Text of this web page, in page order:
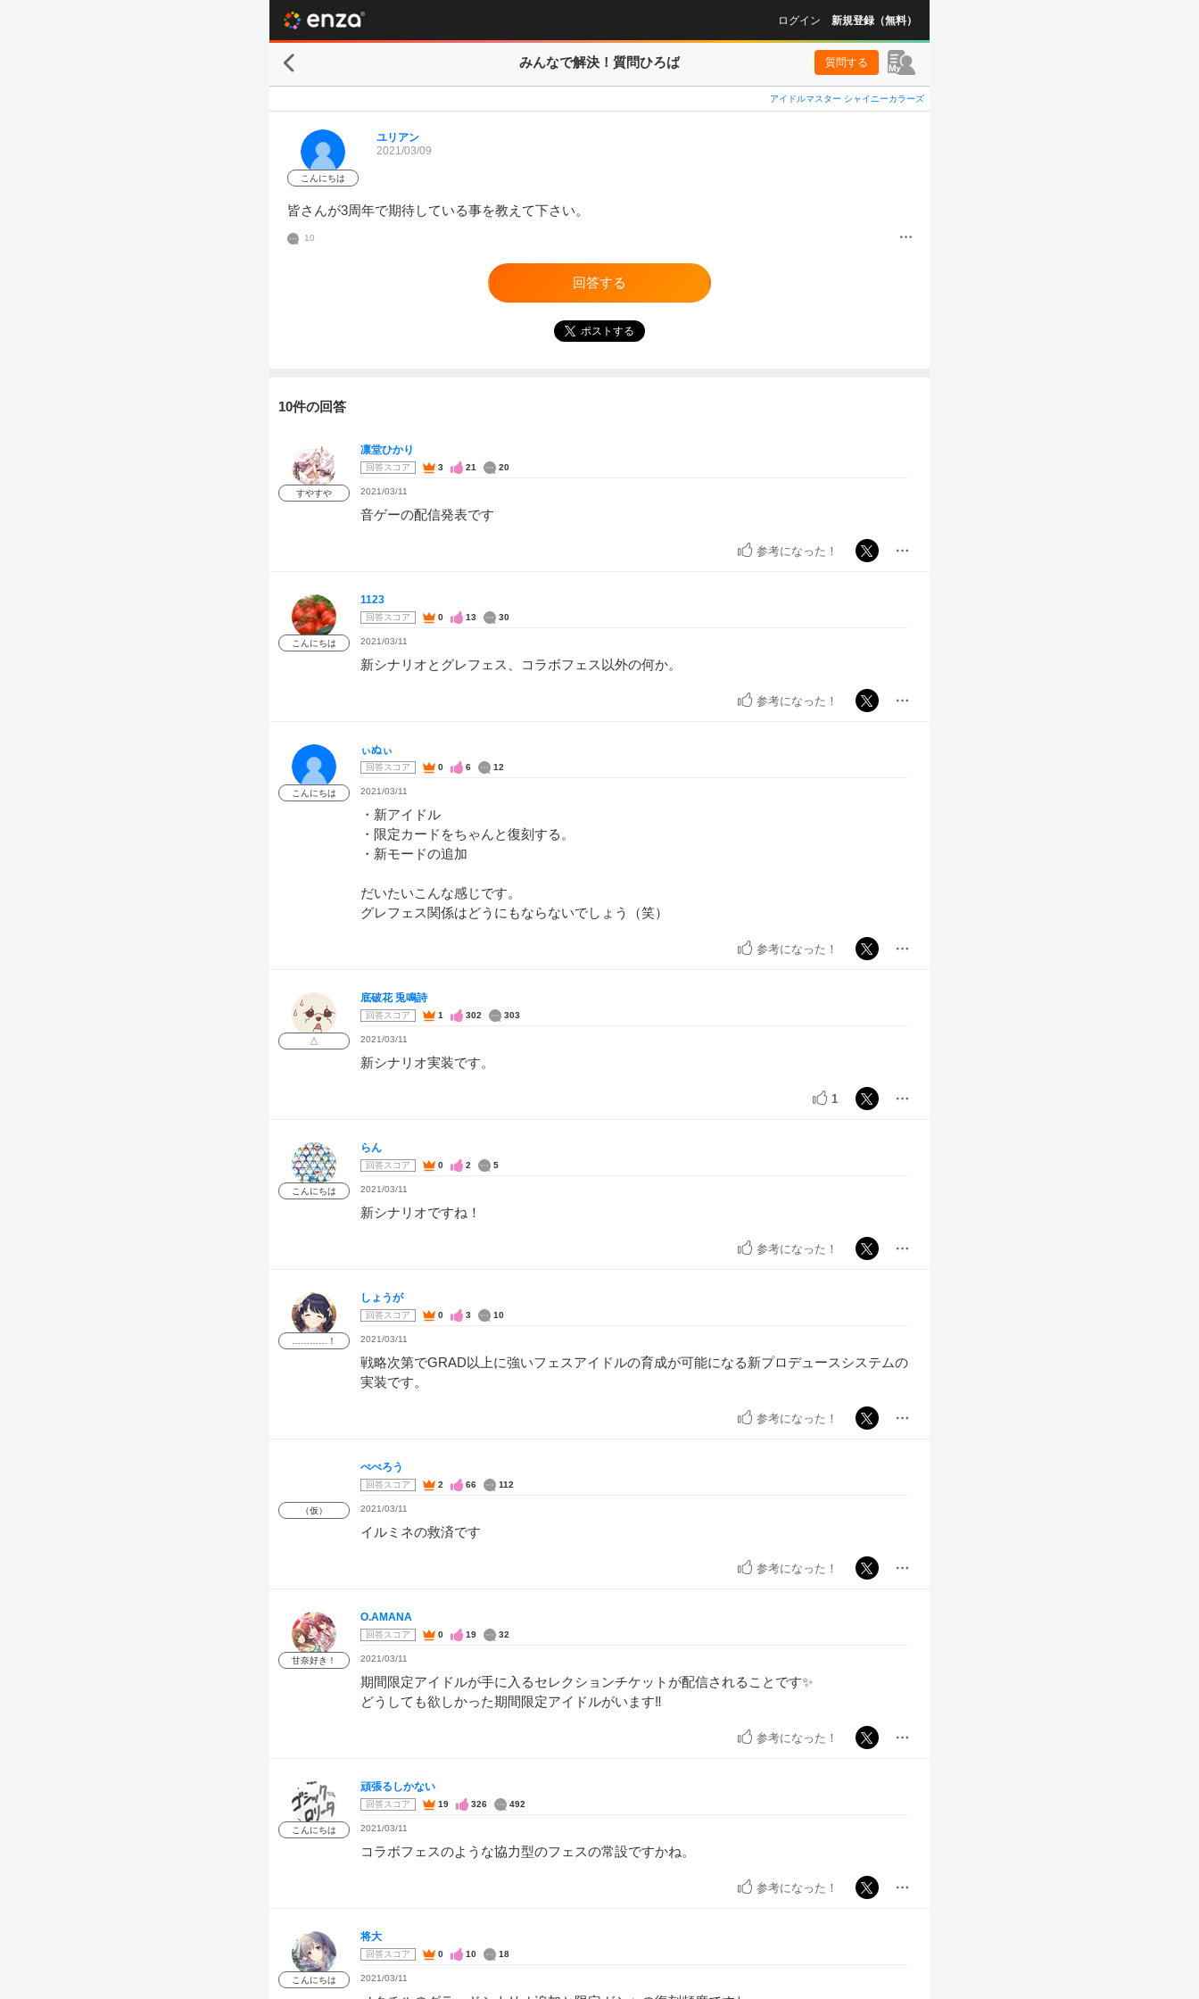
ログイン 新規登録（無料）
みんなで解決！ 質問ひろば 質問する
アイドルマスター シャイニーカラーズ
こんにちは
ユリアン
2021/03/09
皆さんが3周年で期待している事を教えて下さい。
10
回答する
ポストする
10件の回答
すやすや
凛堂ひかり
回答スコア 3 21 20
2021/03/11
音ゲーの配信発表です
参考になった！
こんにちは
1123
回答スコア 0 13 30
2021/03/11
新シナリオとグレフェス、コラボフェス以外の何か。
参考になった！
こんにちは
ぃぬぃ
回答スコア 0 6 12
2021/03/11
・新アイドル
・限定カードをちゃんと復刻する。
・新モードの追加
だいたいこんな感じです。
グレフェス関係はどうにもならないでしょう（笑）
参考になった！
△
底破花 兎鳴詩
回答スコア 1 302 303
2021/03/11
新シナリオ実装です。
1
こんにちは
らん
回答スコア 0 2 5
2021/03/11
新シナリオですね！
参考になった！
…………！
しょうが
回答スコア 0 3 10
2021/03/11
戦略次第でGRAD以上に強いフェスアイドルの育成が可能になる新プロデュースシステムの
実装です。
参考になった！
（仮）
ぺぺろう
回答スコア 2 66 112
2021/03/11
イルミネの救済です
参考になった！
甘奈好き！
O.AMANA
回答スコア 0 19 32
2021/03/11
期間限定アイドルが手に入るセレクションチケットが配信されることです✨
どうしても欲しかった期間限定アイドルがいます‼️
参考になった！
こんにちは
頑張るしかない
回答スコア 19 326 492
2021/03/11
コラボフェスのような協力型のフェスの常設ですかね。
参考になった！
こんにちは
将大
回答スコア 0 10 18
2021/03/11